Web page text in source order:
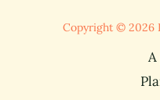
Copyright © 2026